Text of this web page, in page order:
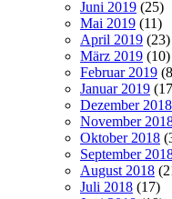
Juni 2019 (25)
Mai 2019 (11)
April 2019 (23)
März 2019 (10)
Februar 2019
Januar 2019
Dezember 2018
November
Oktober 2018
September
August 2018
Juli 2018 (17)